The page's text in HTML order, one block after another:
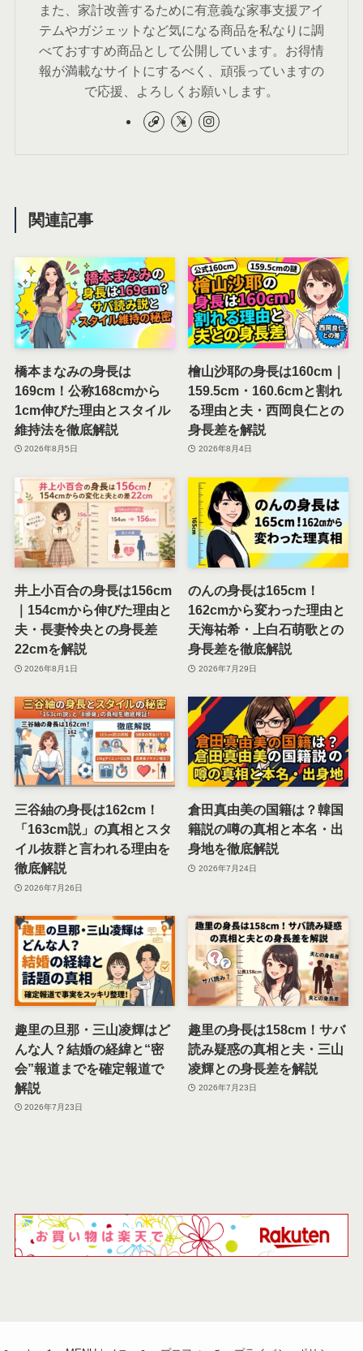
また、家計改善するために有意義な家事支援アイ
テムやガジェットなど気になる商品を私なりに調
べておすすめ商品として公開しています。お得情
報が満載なサイトにするべく、頑張っていますの
で応援、よろしくお願いします。
関連記事
橋本まなみの身長は
169cm！公称168cmから
1cm伸びた理由とスタイル
維持法を徹底解説
2026年8月5日
檜山沙耶の身長は160cm｜
159.5cm・160.6cmと割れ
る理由と夫・西岡良仁との
身長差を解説
2026年8月4日
井上小百合の身長は156cm
｜154cmから伸びた理由と
夫・長妻怜央との身長差
22cmを解説
2026年8月1日
のんの身長は165cm！
162cmから変わった理由と
天海祐希・上白石萌歌との
身長差を徹底解説
2026年7月29日
三谷紬の身長は162cm！
「163cm説」の真相とスタ
イル抜群と言われる理由を
徹底解説
2026年7月26日
倉田真由美の国籍は？韓国
籍説の噂の真相と本名・出
身地を徹底解説
2026年7月24日
趣里の旦那・三山凌輝はど
んな人？結婚の経緯と“密
会”報道までを確定報道で
解説
2026年7月23日
趣里の身長は158cm！サバ
読み疑惑の真相と夫・三山
凌輝との身長差を解説
2026年7月23日